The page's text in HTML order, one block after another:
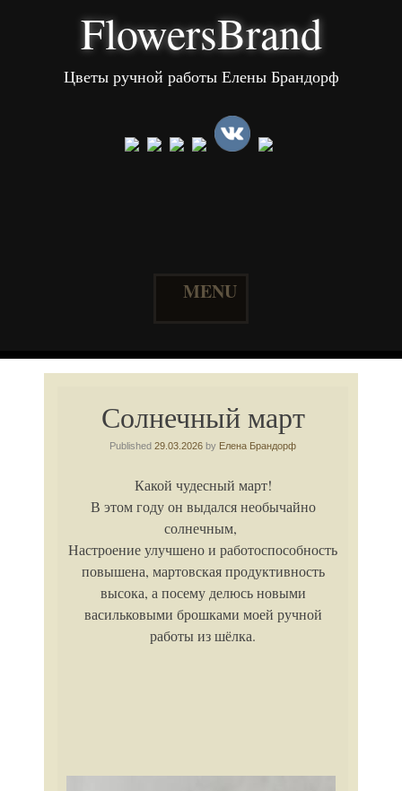
FlowersBrand
Цветы ручной работы Елены Брандорф
MENU
to
Солнечный март
Published 29.03.2026 by Елена Брандорф
Какой чудесный март!
В этом году он выдался необычайно
солнечным,
Настроение улучшено и работоспособность
повышена, мартовская продуктивность
высока, а посему делюсь новыми
васильковыми брошками моей ручной
работы из шёлка.